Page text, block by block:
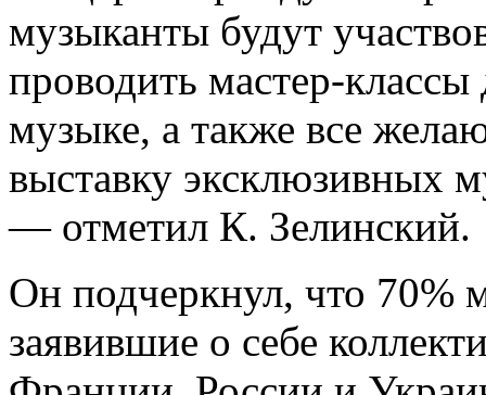
музыканты будут
проводить мастер-
музыке, а также все
выставку эксклюзивных
— отметил К. Зелинский.
Он подчеркнул, что 70%
заявившие о себе